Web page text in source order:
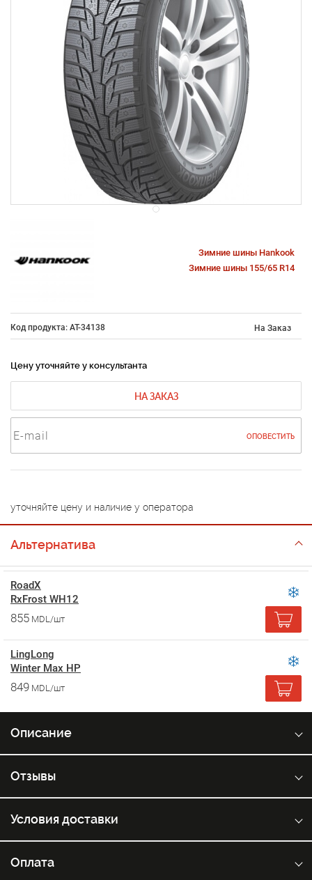
Зимние шины Hankook
Зимние шины 155/65 R14
Код продукта: AT-34138 На Заказ
Цену уточняйте у консультанта
НА ЗАКАЗ
ОПОВЕСТИТЬ
уточняйте цену и наличие у оператора
Альтернатива
RoadX
RxFrost WH12
855 MDL/шт
LingLong
Winter Max HP
849 MDL/шт
Описание
Отзывы
Условия доставки
Оплата